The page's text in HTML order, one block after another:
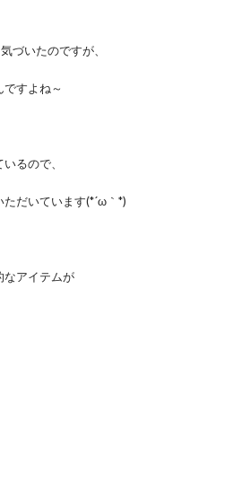
づいたのですが、
すよね～
るので、
だいています(*´ω｀*)
なアイテムが